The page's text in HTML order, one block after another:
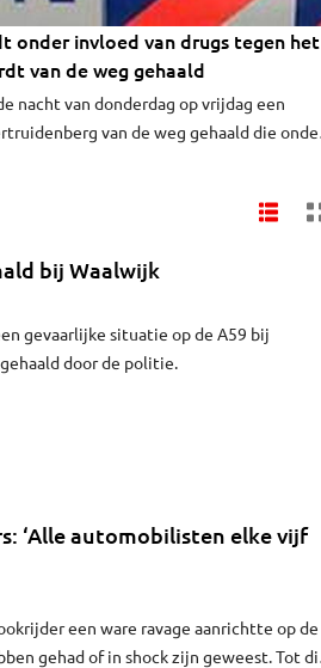
onder invloed van drugs tegen het
van de weg gehaald
nacht van donderdag op vrijdag een
van de weg gehaald die
bij Waalwijk
gevaarlijke situatie op de A59 bij
door de politie.
‘Alle automobilisten elke vijf
een ware ravage aanrichtte op de
gehad of in shock zijn geweest. Tot